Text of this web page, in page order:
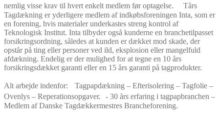
nemlig visse krav til hvert enkelt medlem før optagelse. Tårs
Tagdækning er yderligere medlem af indkøbsforeningen Inta, som er
en forening, hvis materialer underkastes streng kontrol af
Teknologisk Institut. Inta tilbyder også kunderne en branchetilpasset
forsikringsordning, således at kunden er dækket mod skade, der
opstår på ting eller personer ved ild, eksplosion eller mangelfuld
afdækning. Endelig er der mulighed for at tegne en 10 års
forsikringsdækket garanti eller en 15 års garanti på tagprodukter.
Alt arbejde indenfor: Tagpapdækning – Efterisolering – Tagfolie –
Ovenlys – Reperationsopgaver. - 30 års erfaring i tagpapbranchen –
Medlem af Danske Tagdækkermestres Brancheforening.